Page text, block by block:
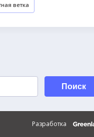
ветка
Поиск
Разработка